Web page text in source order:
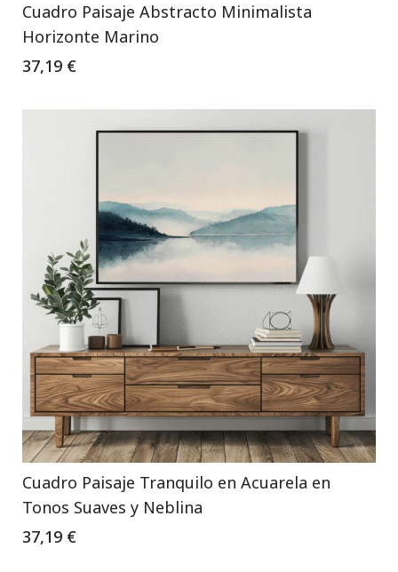
Cuadro Paisaje Abstracto Minimalista
Horizonte Marino
37,19 €
Cuadro Paisaje Tranquilo en Acuarela en
Tonos Suaves y Neblina
37,19 €